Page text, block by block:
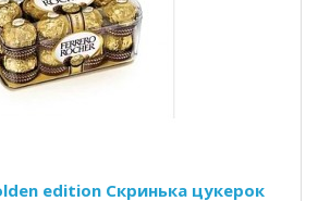
edition Скринька цукерок